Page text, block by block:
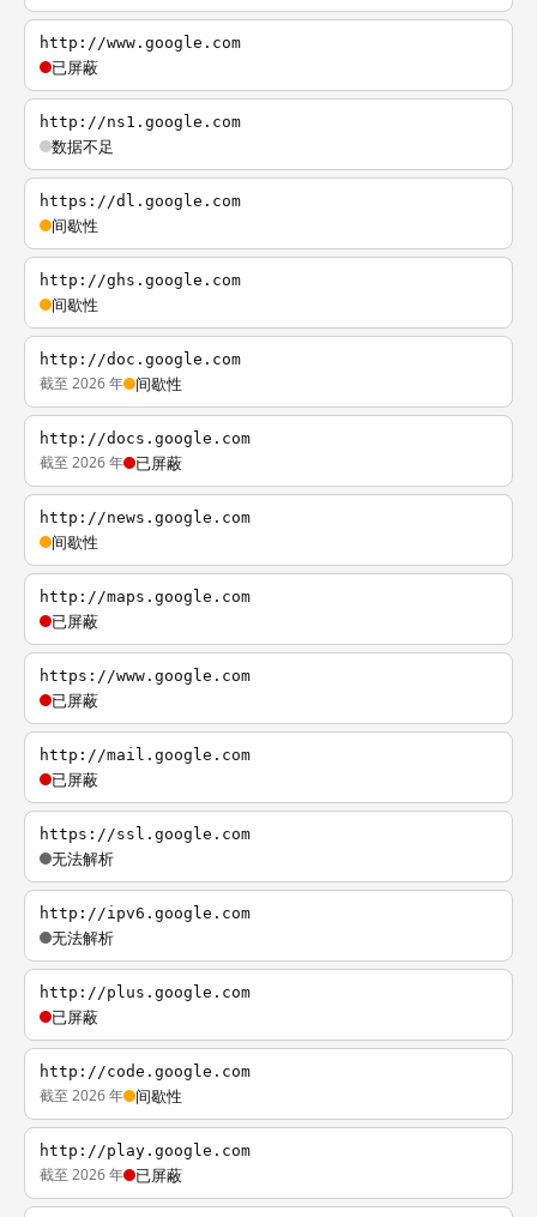
http://www.google.com
已屏蔽
http://ns1.google.com
数据不足
https://dl.google.com
间歇性
http://ghs.google.com
间歇性
http://doc.google.com
截至 2026 年 间歇性
http://docs.google.com
截至 2026 年 已屏蔽
http://news.google.com
间歇性
http://maps.google.com
已屏蔽
https://www.google.com
已屏蔽
http://mail.google.com
已屏蔽
https://ssl.google.com
无法解析
http://ipv6.google.com
无法解析
http://plus.google.com
已屏蔽
http://code.google.com
截至 2026 年 间歇性
http://play.google.com
截至 2026 年 已屏蔽